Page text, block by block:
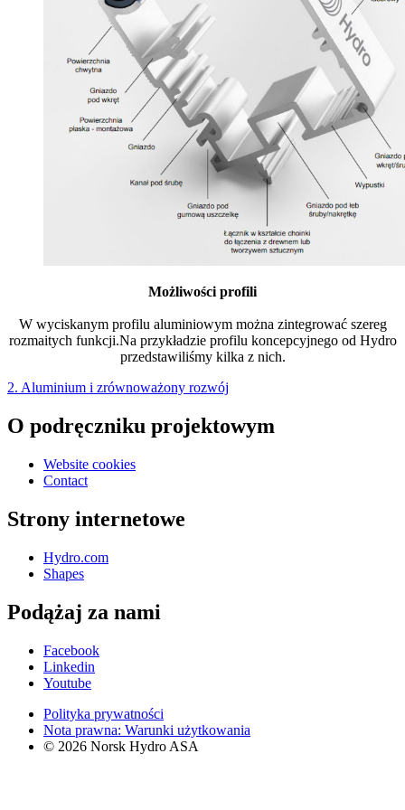
Możliwości profili
W wyciskanym profilu aluminiowym można zintegrować szereg
rozmaitych funkcji.Na przykładzie profilu koncepcyjnego od Hydro
przedstawiliśmy kilka z nich.
2. Aluminium i zrównoważony rozwój
O podręczniku projektowym
Website cookies
Contact
Strony internetowe
Hydro.com
Shapes
Podążaj za nami
Facebook
Linkedin
Youtube
Polityka prywatności
Nota prawna: Warunki użytkowania
© 2026 Norsk Hydro ASA